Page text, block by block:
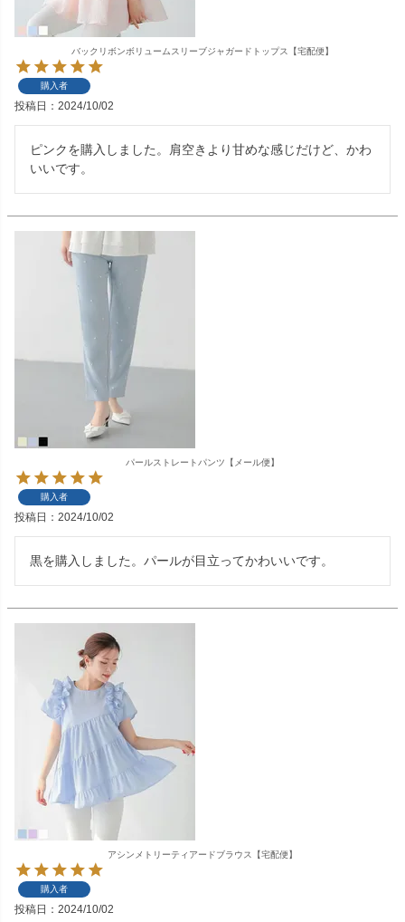
バックリボンボリュームスリーブジャガードトップス【宅配便】
購入者
投稿日 2024/10/02
ピンクを購入しました。肩空きより甘めな感じだけど、かわ
いいです。
パールストレートパンツ【メール便】
購入者
投稿日 2024/10/02
黒を購入しました。パールが目立ってかわいいです。
アシンメトリーティアードブラウス【宅配便】
購入者
投稿日 2024/10/02